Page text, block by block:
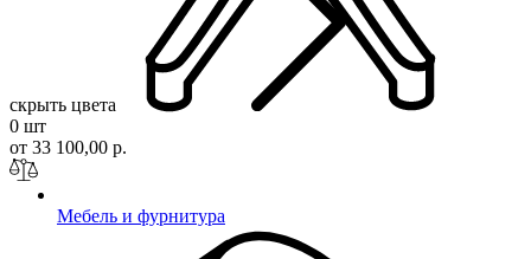
Мебель и фурнитура
скрыть цвета
0 шт
от 33 100,00 р.